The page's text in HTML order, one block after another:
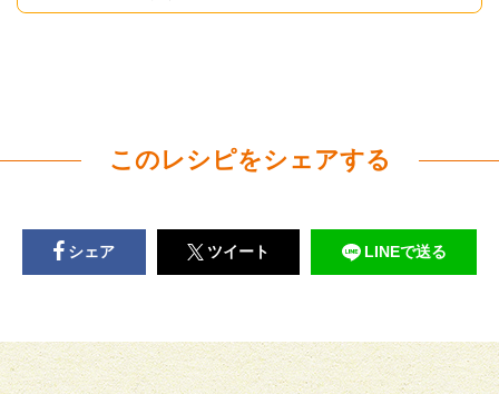
このレシピをシェアする
シェア ツイート LINEで送る